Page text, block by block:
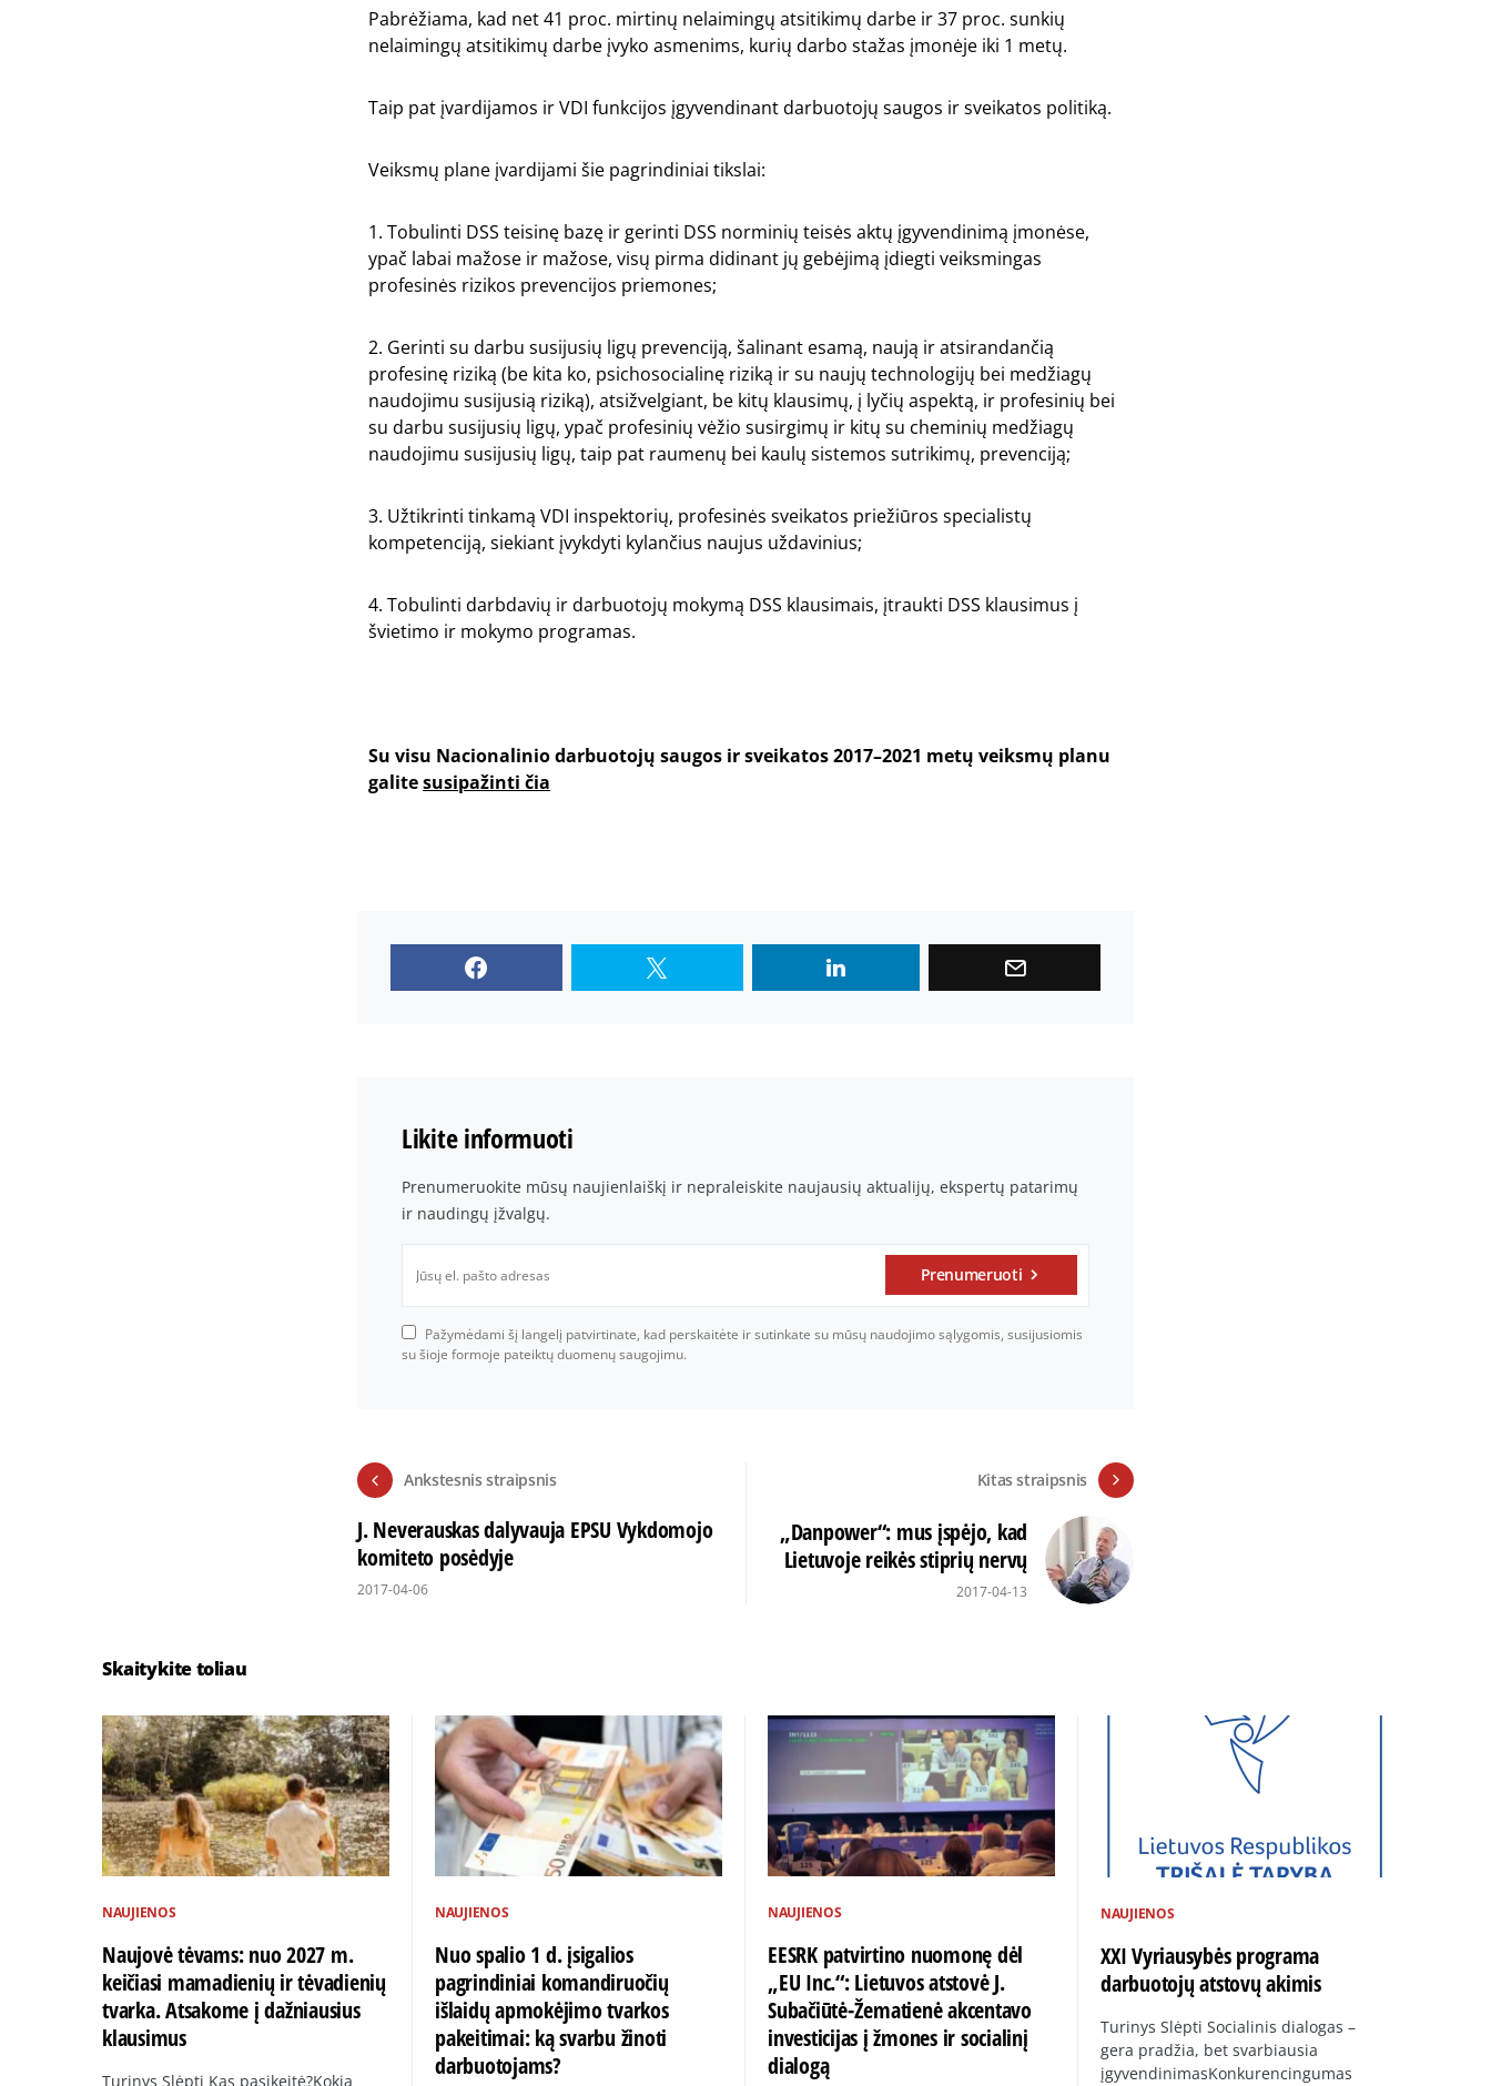
Pabrėžiama, kad net 41 proc. mirtinų nelaimingų atsitikimų darbe ir 37 proc. sunkių
nelaimingų atsitikimų darbe įvyko asmenims, kurių darbo stažas įmonėje iki 1 metų.
Taip pat įvardijamos ir VDI funkcijos įgyvendinant darbuotojų saugos ir sveikatos politiką.
Veiksmų plane įvardijami šie pagrindiniai tikslai:
1. Tobulinti DSS teisinę bazę ir gerinti DSS norminių teisės aktų įgyvendinimą įmonėse,
ypač labai mažose ir mažose, visų pirma didinant jų gebėjimą įdiegti veiksmingas
profesinės rizikos prevencijos priemones;
2. Gerinti su darbu susijusių ligų prevenciją, šalinant esamą, naują ir atsirandančią
profesinę riziką (be kita ko, psichosocialinę riziką ir su naujų technologijų bei medžiagų
naudojimu susijusią riziką), atsižvelgiant, be kitų klausimų, į lyčių aspektą, ir profesinių bei
su darbu susijusių ligų, ypač profesinių vėžio susirgimų ir kitų su cheminių medžiagų
naudojimu susijusių ligų, taip pat raumenų bei kaulų sistemos sutrikimų, prevenciją;
3. Užtikrinti tinkamą VDI inspektorių, profesinės sveikatos priežiūros specialistų
kompetenciją, siekiant įvykdyti kylančius naujus uždavinius;
4. Tobulinti darbdavių ir darbuotojų mokymą DSS klausimais, įtraukti DSS klausimus į
švietimo ir mokymo programas.
Su visu Nacionalinio darbuotojų saugos ir sveikatos 2017–2021 metų veiksmų planu
galitesusipažinti čia
Likite informuoti
Prenumeruokite mūsų naujienlaiškį ir nepraleiskite naujausių aktualijų, ekspertų patarimų
ir naudingų įžvalgų.
Prenumeruoti
Pažymėdami šį langelį patvirtinate, kad perskaitėte ir sutinkate su mūsų naudojimo sąlygomis, susijusiomis
su šioje formoje pateiktų duomenų saugojimu.
Ankstesnis straipsnis
J. Neverauskas dalyvauja EPSU Vykdomojo
komiteto posėdyje
2017-04-06
Kitas straipsnis
„Danpower“: mus įspėjo, kad
Lietuvoje reikės stiprių nervų
2017-04-13
Skaitykite toliau
NAUJIENOS
Naujovė tėvams: nuo 2027 m.
keičiasi mamadienių ir tėvadienių
tvarka. Atsakome į dažniausius
klausimus
Turinys Slėpti Kas pasikeitė?Kokia
NAUJIENOS
Nuo spalio 1 d. įsigalios
pagrindiniai komandiruočių
išlaidų apmokėjimo tvarkos
pakeitimai: ką svarbu žinoti
darbuotojams?
NAUJIENOS
EESRK patvirtino nuomonę dėl
„EU Inc.“: Lietuvos atstovė J.
Subačiūtė-Žematienė akcentavo
investicijas į žmones ir socialinį
dialogą
NAUJIENOS
XXI Vyriausybės programa
darbuotojų atstovų akimis
Turinys Slėpti Socialinis dialogas –
gera pradžia, bet svarbiausia
įgyvendinimasKonkurencingumas